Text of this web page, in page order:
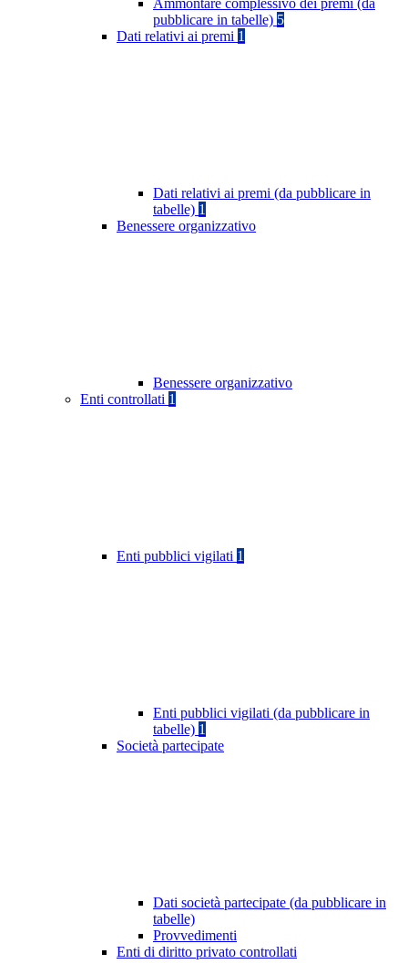
Ammontare complessivo dei premi (da
pubblicare in tabelle) 5
Dati relativi ai premi 1
Dati relativi ai premi (da pubblicare in
tabelle) 1
Benessere organizzativo
Benessere organizzativo
Enti controllati 1
Enti pubblici vigilati 1
Enti pubblici vigilati (da pubblicare in
tabelle) 1
Società partecipate
Dati società partecipate (da pubblicare in
tabelle)
Provvedimenti
Enti di diritto privato controllati